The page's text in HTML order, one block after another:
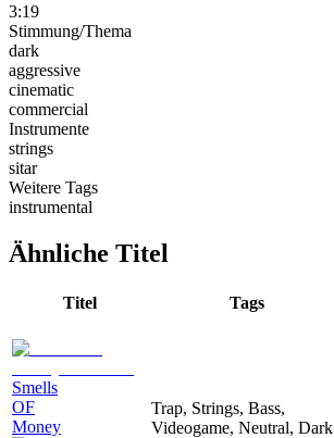
3:19
Stimmung/Thema
dark
aggressive
cinematic
commercial
Instrumente
strings
sitar
Weitere Tags
instrumental
Ähnliche Titel
Titel Tags
Smells
OF
Money
Trap, Strings, Bass,
Videogame, Neutral, Dark